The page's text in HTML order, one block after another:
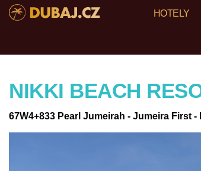
HOTELY
NIKKI BEACH
67W4+833 Pearl Jumeirah - Jumeira First